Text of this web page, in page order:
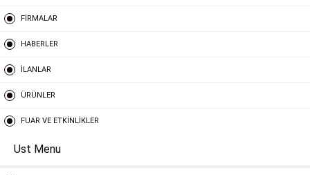
FİRMALAR
HABERLER
İLANLAR
ÜRÜNLER
FUAR VE ETKİNLİKLER
Ust Menu